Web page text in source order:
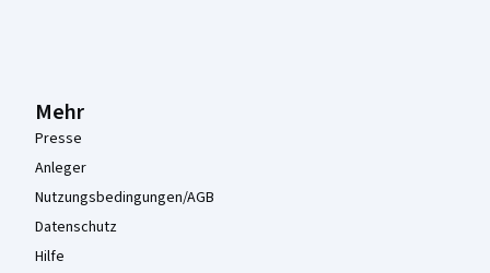
Mehr
Presse
Anleger
Nutzungsbedingungen/AGB
Datenschutz
Hilfe